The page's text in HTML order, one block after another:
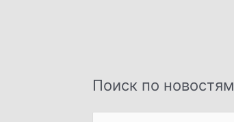
Поиск по новостям